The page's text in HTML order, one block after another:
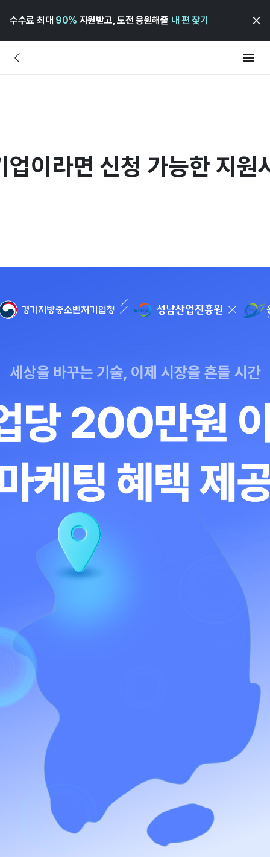
수수료 최대 90% 지원받고, 도전 응원해줄 내 편 찾기
업이라면 신청 가능한 지